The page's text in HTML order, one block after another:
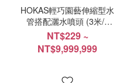
HOKAS輕巧園藝伸縮型水
管搭配灑水噴頭 (3米/5
米/7.6米/10米/15米) S423
NT$229 ~
NT$9,999,999